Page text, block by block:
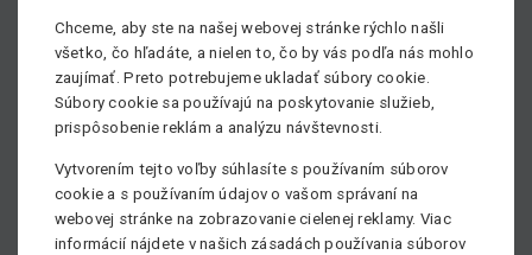
Pohon
Elektrický
Chceme, aby ste na našej webovej stránke rýchlo našli
všetko, čo hľadáte, a nielen to, čo by vás podľa nás mohlo
zaujímať. Preto potrebujeme ukladať súbory cookie.
Súbory cookie sa používajú na poskytovanie služieb,
prispôsobenie reklám a analýzu návštevnosti.
Vytvorením tejto voľby súhlasíte s používaním súborov
cookie a s používaním údajov o vašom správaní na
webovej stránke na zobrazovanie cielenej reklamy. Viac
informácií nájdete v našich zásadách používania súborov